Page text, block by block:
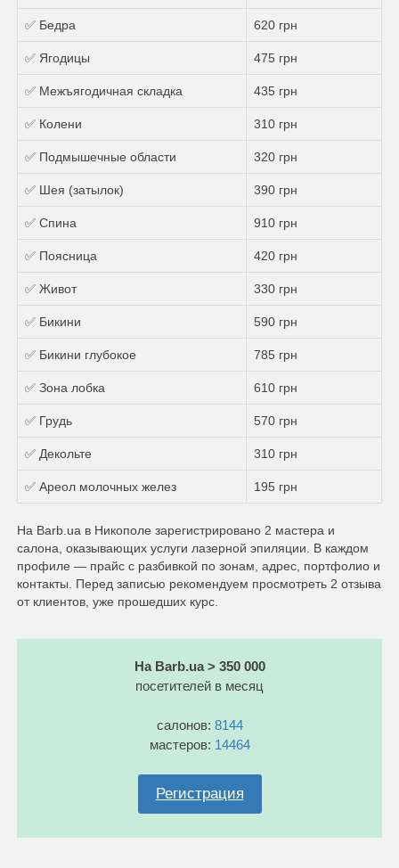
✅ Бедра 620 грн
✅ Ягодицы 475 грн
✅ Межъягодичная складка 435 грн
✅ Колени 310 грн
✅ Подмышечные области 320 грн
✅ Шея (затылок) 390 грн
✅ Спина 910 грн
✅ Поясница 420 грн
✅ Живот 330 грн
✅ Бикини 590 грн
✅ Бикини глубокое 785 грн
✅ Зона лобка 610 грн
✅ Грудь 570 грн
✅ Декольте 310 грн
✅ Ареол молочных желез 195 грн
На Barb.ua в Никополе зарегистрировано 2 мастера и
салона, оказывающих услуги лазерной эпиляции. В каждом
профиле — прайс с разбивкой по зонам, адрес, портфолио и
контакты. Перед записью рекомендуем просмотреть 2 отзыва
от клиентов, уже прошедших курс.
На Barb.ua > 350 000
посетителей в месяц
салонов: 8144
мастеров: 14464
Регистрация